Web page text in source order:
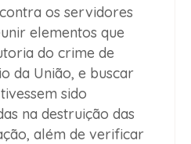
os servidores
elementos que
do crime de
da União, e buscar
sido
na destruição das
além de verificar